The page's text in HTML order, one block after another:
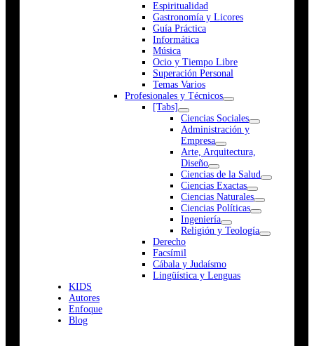
Espiritualidad
Gastronomía y Licores
Guía Práctica
Informática
Música
Ocio y Tiempo Libre
Superación Personal
Temas Varios
Profesionales y Técnicos
[Tabs]
Ciencias Sociales
Administración y
Empresa
Arte, Arquitectura,
Diseño
Ciencias de la Salud
Ciencias Exactas
Ciencias Naturales
Ciencias Políticas
Ingeniería
Religión y Teología
Derecho
Facsímil
Cábala y Judaísmo
Lingüística y Lenguas
KIDS
Autores
Enfoque
Blog